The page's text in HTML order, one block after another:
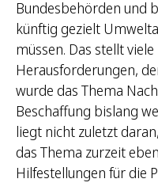
Bundesbehörden und
künftig gezielt
müssen. Das stellt
Herausforderungen,
wurde das Thema
Beschaffung bislang
liegt nicht zuletzt
das Thema zurzeit
Hilfestellungen für die